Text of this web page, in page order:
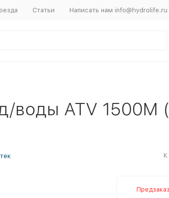
Статьи Написать нам info@hydrolife.ru
воды ATV 1500М
К
Предзаказ